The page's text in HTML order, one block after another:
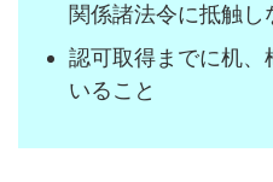
関係諸法令に抵触し
認可取得までに机、
いること